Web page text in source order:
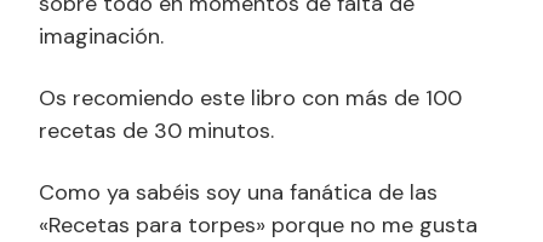
imaginación.
Os recomiendo este libro con más de 100
recetas de 30 minutos.
Como ya sabéis soy una fanática de las
«Recetas para torpes» porque no me gusta